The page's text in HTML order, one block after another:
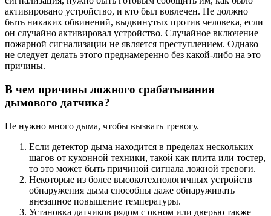
активировано устройство, и кто был вовлечен. Не должно
быть никаких обвинений, выдвинутых против человека, если
он случайно активировал устройство. Случайное включение
пожарной сигнализации не является преступлением. Однако
не следует делать этого преднамеренно без какой-либо на это
причины.
В чем причины ложного срабатывания
дымового датчика?
Не нужно много дыма, чтобы вызвать тревогу.
Если детектор дыма находится в пределах нескольких
шагов от кухонной техники, такой как плита или тостер,
то это может быть причиной сигнала ложной тревоги.
Некоторые из более высокотехнологичных устройств
обнаружения дыма способны даже обнаруживать
внезапное повышение температуры.
Установка датчиков рядом с окном или дверью также